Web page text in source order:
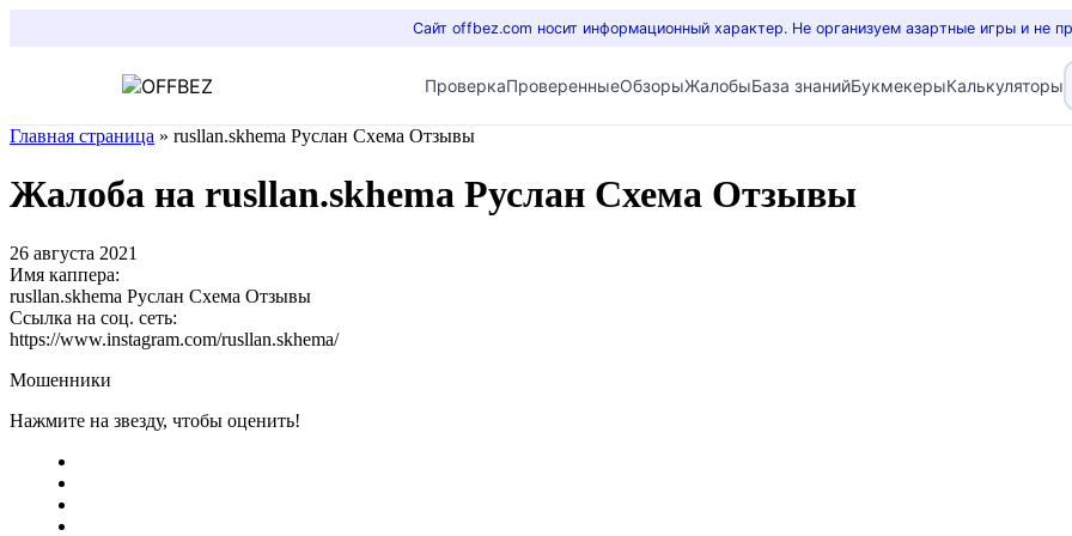
Сайт offbez.com носит информационный характер. Не организуем азартные игры и не
ПроверкаПроверенныеОбзорыЖалобыБаза знанийБукмекерыКалькуляторы
Главная страница » rusllan.skhema Руслан Схема Отзывы
Жалоба на rusllan.skhema Руслан Схема Отзывы
26 августа 2021
Имя каппера:
rusllan.skhema Руслан Схема Отзывы
Ссылка на соц. сеть:
https://www.instagram.com/rusllan.skhema/
Мошенники
Нажмите на звезду, чтобы оценить!